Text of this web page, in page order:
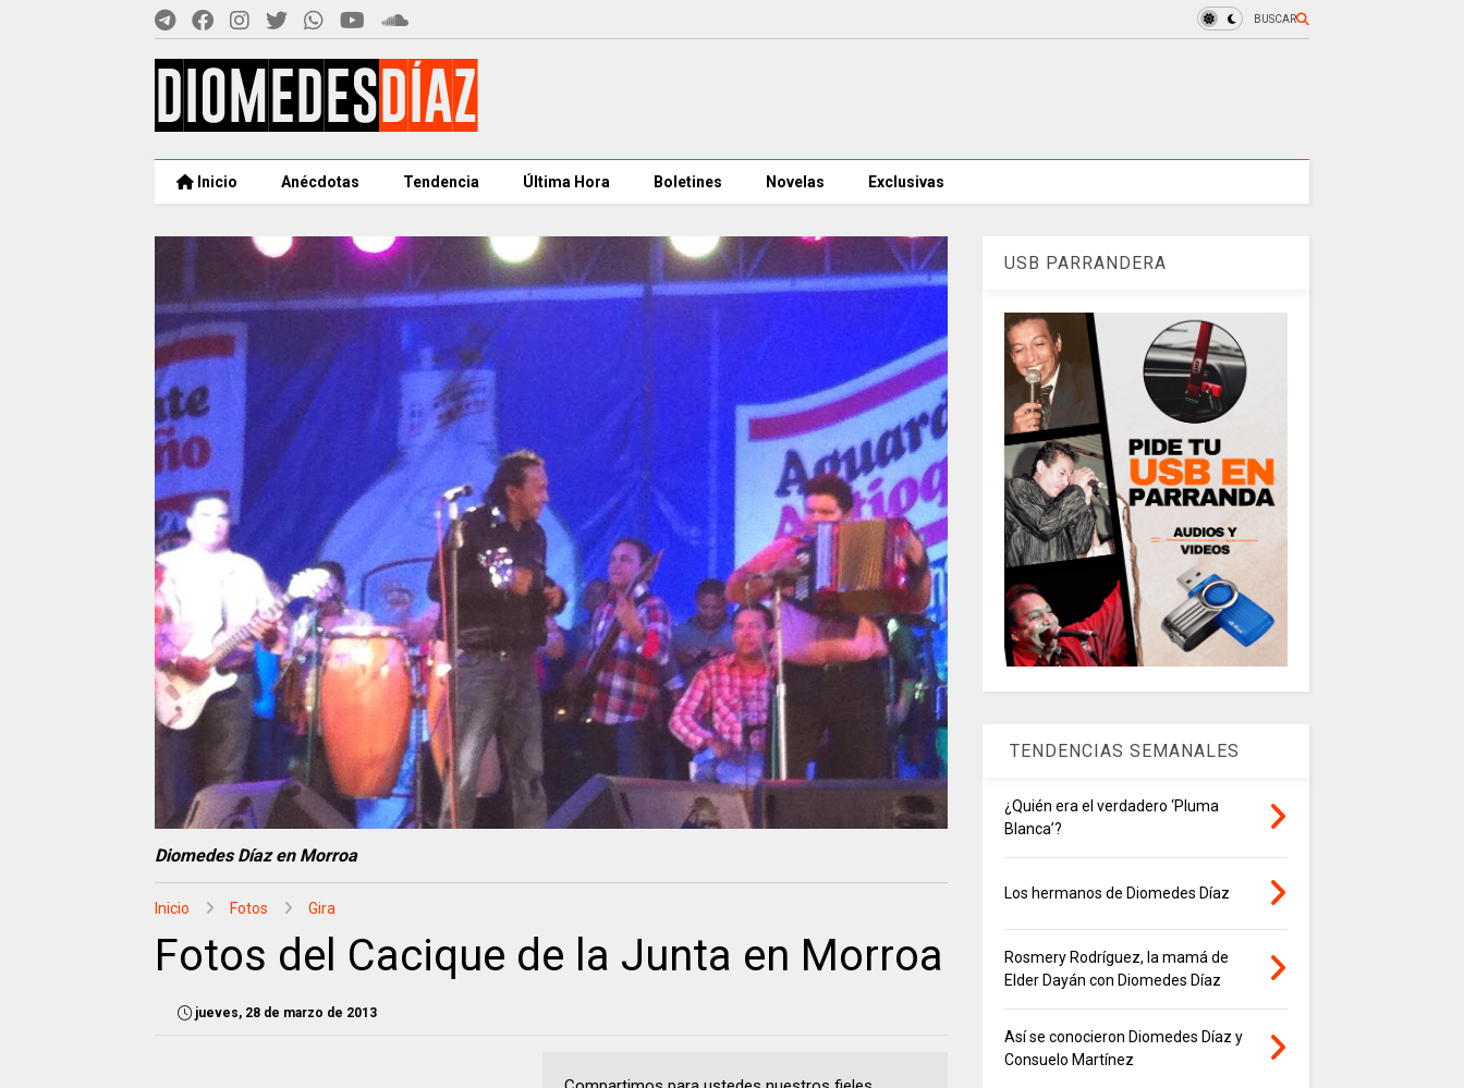
BUSCAR
Inicio Anécdotas Tendencia Última Hora Boletines Novelas Exclusivas
Diomedes Díaz en Morroa
Inicio Fotos Gira
Fotos del Cacique de la Junta en Morroa
jueves, 28 de marzo de 2013
USB PARRANDERA
TENDENCIAS SEMANALES
¿Quién era el verdadero ‘Pluma
Blanca’?
Los hermanos de Diomedes Díaz
Rosmery Rodríguez, la mamá de
Elder Dayán con Diomedes Díaz
Así se conocieron Diomedes Díaz y
Consuelo Martínez